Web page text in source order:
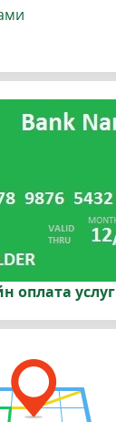
оплата услуг